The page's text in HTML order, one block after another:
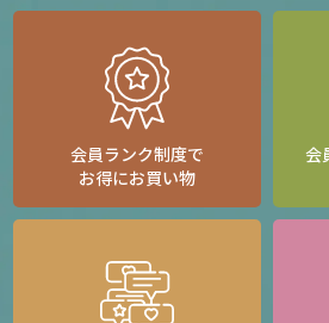
会員ランク制度で
お得にお買い物
会